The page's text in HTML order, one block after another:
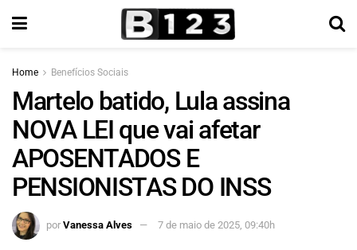
Home Benefícios Sociais
Martelo batido, Lula assina
NOVA LEI que vai afetar
APOSENTADOS E
PENSIONISTAS DO INSS
por Vanessa Alves 7 de maio de 2025, 09:40h